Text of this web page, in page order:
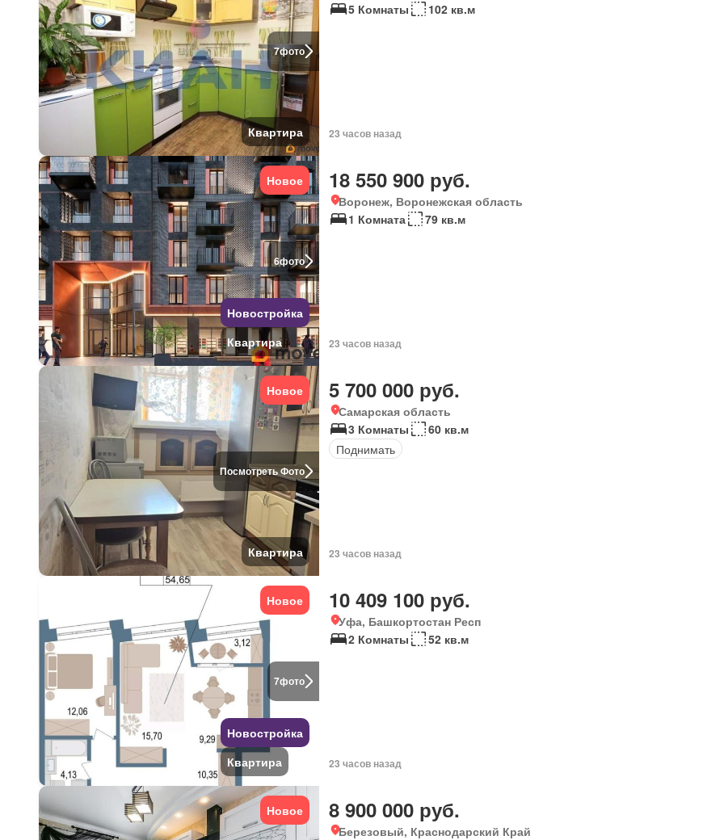
7фото
Квартира
5 Комнаты
102 кв.м
23 часов назад
6фото
Новое
Новостройка
Квартира
18 550 900 руб.
Воронеж, Воронежская область
1 Комната
79 кв.м
23 часов назад
Посмотреть Фото
Новое
Квартира
5 700 000 руб.
Самарская область
3 Комнаты
60 кв.м
Поднимать
23 часов назад
7фото
Новое
Новостройка
Квартира
10 409 100 руб.
Уфа, Башкортостан Респ
2 Комнаты
52 кв.м
23 часов назад
Новое 8 900 000 руб.
Березовый, Краснодарский Край